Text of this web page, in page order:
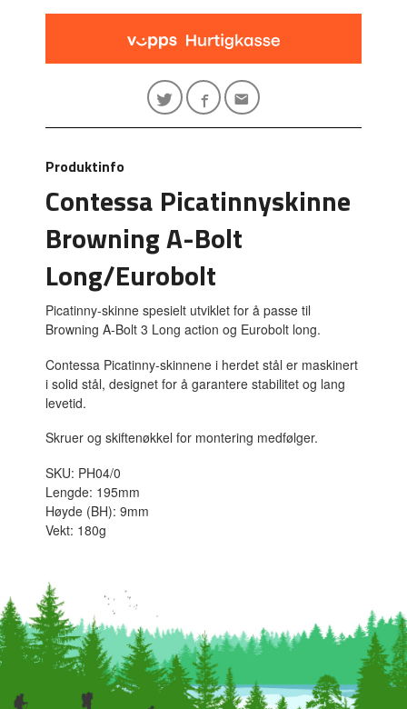
Produktinfo
Contessa Picatinnyskinne
Browning A-Bolt
Long/Eurobolt
Picatinny-skinne spesielt utviklet for å passe til
Browning A-Bolt 3 Long action og Eurobolt long.
Contessa Picatinny-skinnene i herdet stål er maskinert
i solid stål, designet for å garantere stabilitet og lang
levetid.
Skruer og skiftenøkkel for montering medfølger.
SKU: PH04/0
Lengde: 195mm
Høyde (BH): 9mm
Vekt: 180g